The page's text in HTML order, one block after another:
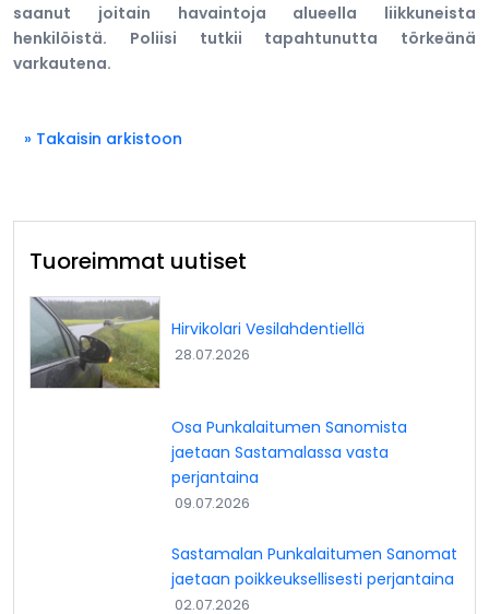
saanut joitain havaintoja alueella liikkuneista
henkilöistä. Poliisi tutkii tapahtunutta törkeänä
varkautena.
» Takaisin arkistoon
Tuoreimmat uutiset
Hirvikolari Vesilahdentiellä
28.07.2026
Osa Punkalaitumen Sanomista
jaetaan Sastamalassa vasta
perjantaina
09.07.2026
Sastamalan Punkalaitumen Sanomat
jaetaan poikkeuksellisesti perjantaina
02.07.2026